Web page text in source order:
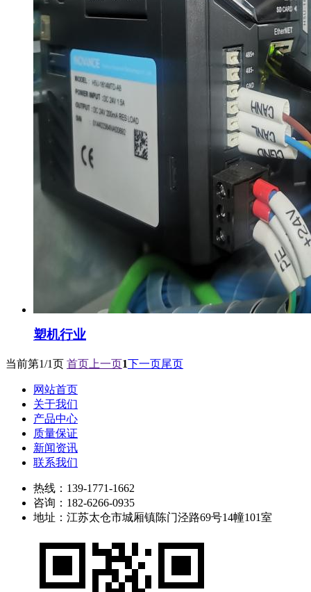
塑机行业
当前第1/1页 首页 上一页1下一页尾页
网站首页
关于我们
产品中心
质量保证
新闻资讯
联系我们
热线：139-1771-1662
咨询：182-6266-0935
地址：江苏太仓市城厢镇陈门泾路69号14幢101室